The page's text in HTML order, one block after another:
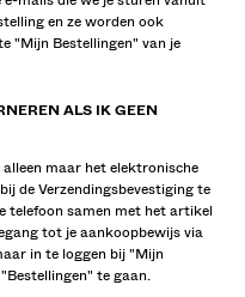
en ze worden ook
"Mijn Bestellingen" van je
ALS IK GEEN
maar het elektronische
de Verzendingsbevestiging te
telefoon samen met het artikel
tot je aankoopbewijs via
in te loggen bij "Mijn
te gaan.